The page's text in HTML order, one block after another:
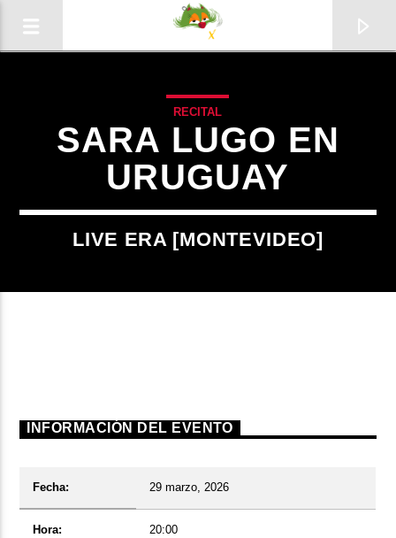
RECITAL
SARA LUGO EN
URUGUAY
LIVE ERA [MONTEVIDEO]
INFORMACIÓN DEL EVENTO
Fecha: 29 marzo, 2026
Hora: 20:00